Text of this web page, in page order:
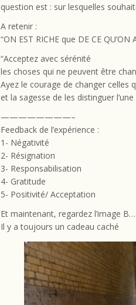
question est : sur lesquelles
A retenir :
“ON EST RICHE que DE CE QU’ON
“Acceptez avec sérénité
les choses qui ne peuvent être
Ayez le courage de changer celles
et la sagesse de les distinguer l’une
————————–
Feedback de l’expérience :
1- Négativité
2- Résignation
3- Responsabilisation
4- Gratitude
5- Positivité/ Acceptation
Et maintenant, regardez l’image B…
Il y a toujours un cadeau caché